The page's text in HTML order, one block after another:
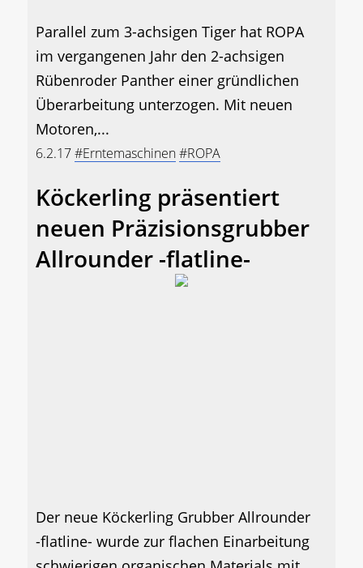
Parallel zum 3-achsigen Tiger hat ROPA
im vergangenen Jahr den 2-achsigen
Rübenroder Panther einer gründlichen
Überarbeitung unterzogen. Mit neuen
Motoren,...
6.2.17#Erntemaschinen#ROPA
Köckerling präsentiert
neuen Präzisionsgrubber
Allrounder -flatline-
Der neue Köckerling Grubber Allrounder
-flatline- wurde zur flachen Einarbeitung